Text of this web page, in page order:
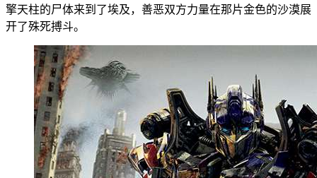
擎天柱的尸体来到了埃及，善恶双方力量在那片金色的沙漠展
开了殊死搏斗。